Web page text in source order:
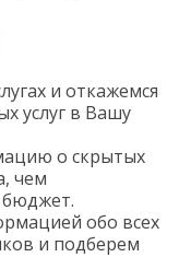
и откажемся
услуг в Вашу
о скрытых
чем
обо всех
и подберем